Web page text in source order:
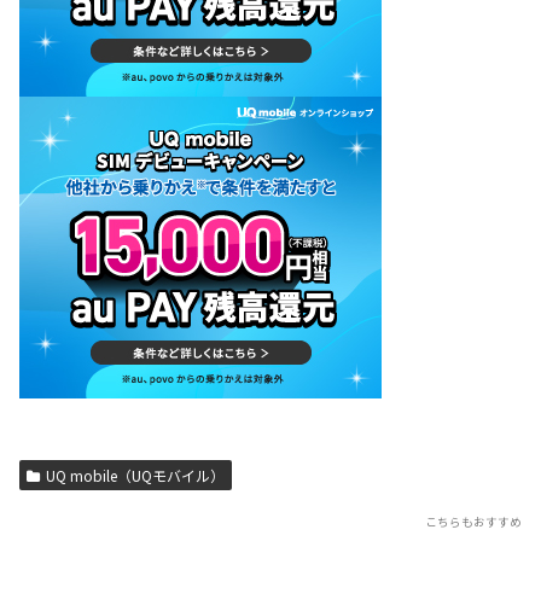
UQ mobile（UQモバイル）
こちらもおすすめ